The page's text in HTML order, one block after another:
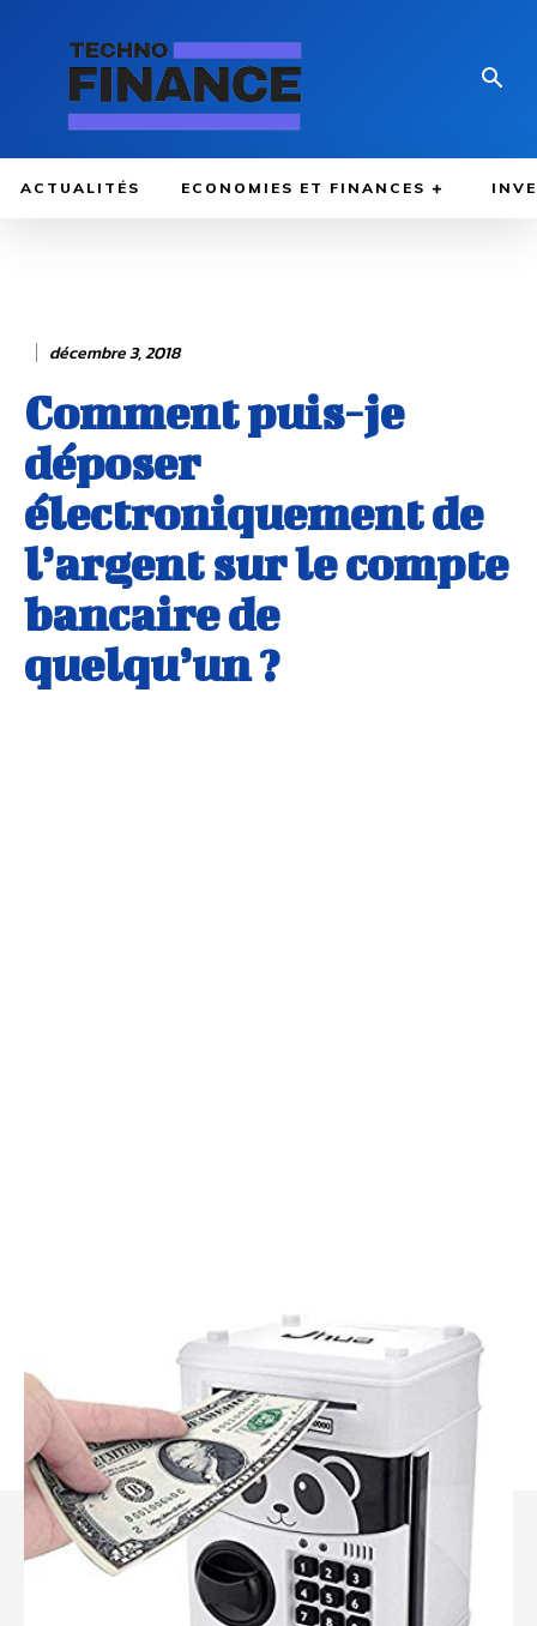
ACTUALITÉS ECONOMIES ET FINANCES
décembre 3, 2018
Comment puis-je
déposer
électroniquement de
l’argent sur le compte
bancaire de
quelqu’un ?